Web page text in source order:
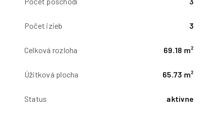
Počet izieb 3
Celková rozloha 69.18 m²
Úžitková plocha 65.73 m²
Status aktívne